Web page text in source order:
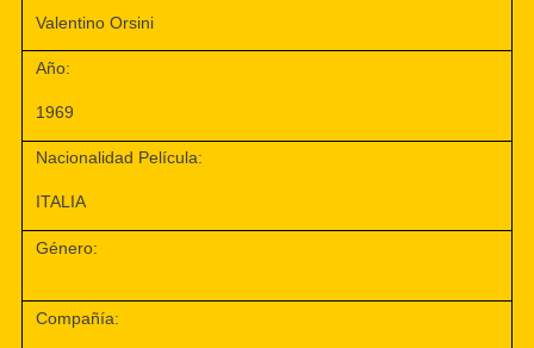
Valentino Orsini
Año:
1969
Nacionalidad Película:
ITALIA
Género:
Compañía: